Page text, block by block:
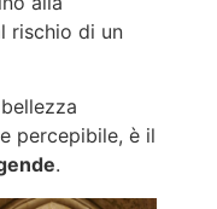
rischio di un
percepibile, è il
.